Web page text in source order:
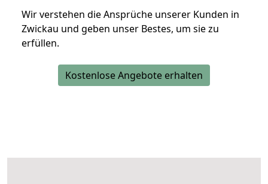
Wir verstehen die Ansprüche unserer Kunden in
Zwickau und geben unser Bestes, um sie zu
erfüllen.
Kostenlose Angebote erhalten